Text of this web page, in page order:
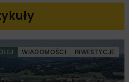
WIADOMOŚCI INWESTYCJE